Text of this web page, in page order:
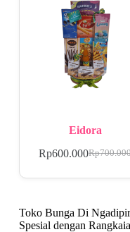
Eidora
Rp
Rp600.000
Toko Bunga Di
Spesial dengan